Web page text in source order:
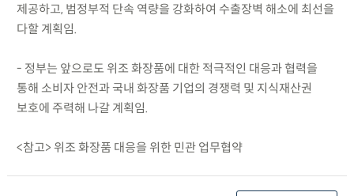
제공하고, 범정부적 단속 역량을 강화하여 수출장벽 해소에 최선을
다할 계획임.
- 정부는 앞으로도 위조 화장품에 대한 적극적인 대응과 협력을
통해 소비자 안전과 국내 화장품 기업의 경쟁력 및 지식재산권
보호에 주력해 나갈 계획임.
<참고> 위조 화장품 대응을 위한 민관 업무협약